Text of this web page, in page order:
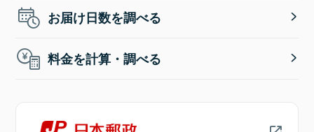
お届け日数を調べる
料金を計算・調べる